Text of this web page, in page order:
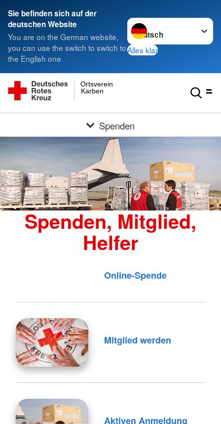
Sie befinden sich auf der
deutschen Website
You are on the German website,
you can use the switch to switch to
the English one
Sprache wechseln zu
Alles klar
Karben
Ortsverein
Spenden
Spenden, Mitglied,
Helfer
Online-Spende
Mitglied werden
Aktiven Anmeldung